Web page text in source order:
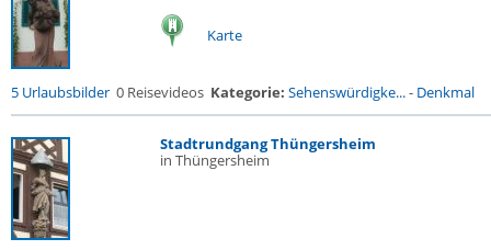
Karte
5 Urlaubsbilder 0 Reisevideos Kategorie: Sehenswürdigke...- Denkmal
Stadtrundgang Thüngersheim
in Thüngersheim